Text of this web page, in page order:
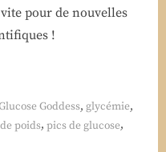
pour de nouvelles
!
Goddess, glycémie,
poids, pics de glucose,